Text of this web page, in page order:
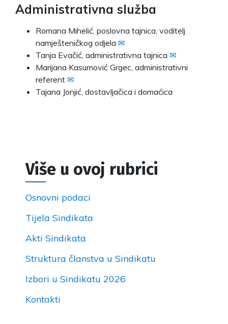
Administrativna služba
Romana Mihelić, poslovna tajnica, voditelj
namješteničkog odjela ✉
Tanja Evačić, administrativna tajnica ✉
Marijana Kasumović Grgec, administrativni
referent ✉
Tajana Jonjić, dostavljačica i domaćica
Više u ovoj rubrici
Osnovni podaci
Tijela Sindikata
Akti Sindikata
Struktura članstva u Sindikatu
Izbori u Sindikatu 2026
Kontakti